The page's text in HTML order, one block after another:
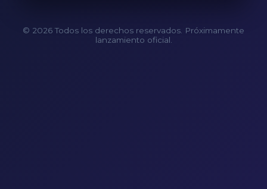
© 2026 Todos los derechos reservados. Próximamente
lanzamiento oficial.